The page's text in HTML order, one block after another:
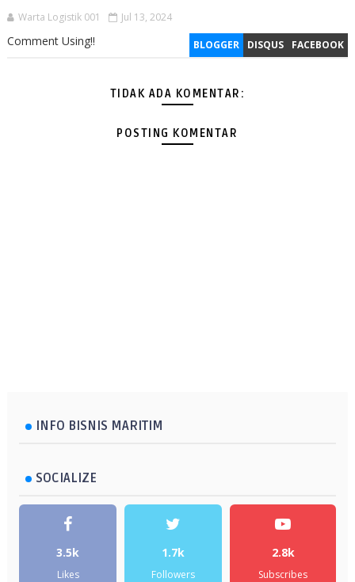
Warta Logistik 001 Jul 13, 2024
BLOGGER DISQUS FACEBOOK
Comment Using!!
TIDAK ADA KOMENTAR:
POSTING KOMENTAR
INFO BISNIS MARITIM
SOCIALIZE
3.5k
Likes
1.7k
Followers
2.8k
Subscribes